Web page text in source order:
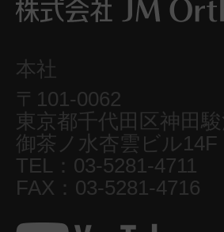
本社
〒101-0062
東京都千代田区神田
御茶ノ水杏雲ビル14F
TEL：03-5281-4711
FAX：03-5281-4716